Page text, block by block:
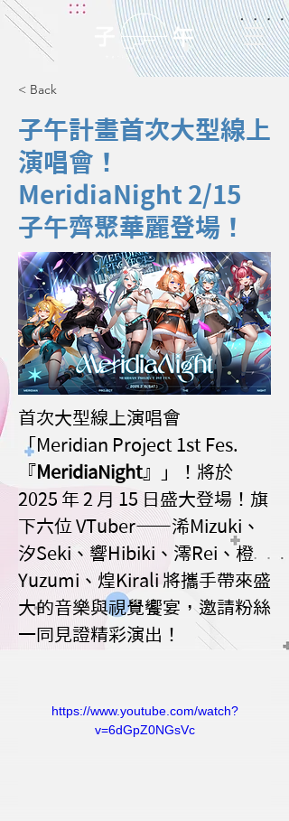
< Back
子午計畫首次大型線上
演唱會！
MeridiaNight 2/15
子午齊聚華麗登場！
2024年12月27日
首次大型線上演唱會
「Meridian Project 1st Fes.
『 MeridiaNight 』」！將於
2025 年 2 月 15 日盛大登場！旗
下六位 VTuber——浠Mizuki、
汐Seki、響Hibiki、澪Rei、橙
Yuzumi、煌Kirali 將攜手帶來盛
大的音樂與視覺饗宴，邀請粉絲
一同見證精彩演出！
https://www.youtube.com/watch?
v=6dGpZ0NGsVc